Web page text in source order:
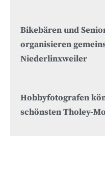
Bikebären und
organisieren
Niederlinxweiler
Hobbyfotografen
schönsten Tholey-